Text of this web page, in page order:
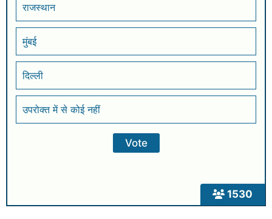
1530
राजस्थान
मुंबई
दिल्ली
उपरोक्त में से कोई नहीं